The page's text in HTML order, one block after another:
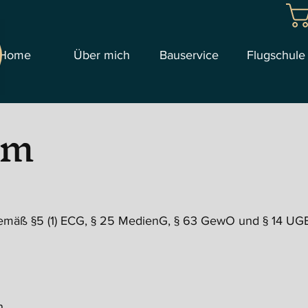
Home Über mich Bauservice Flugschule
§5 (1) ECG, § 25 MedienG, § 63 GewO und § 14